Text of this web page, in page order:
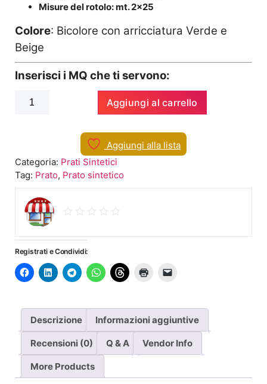
Misure del rotolo: mt. 2×25
Colore: Bicolore con arricciatura Verde e
Beige
Inserisci i MQ che ti servono:
Prato
Sintetico
Aggiungi al carrello
Aggiungi alla lista
Categoria: Prati Sintetici
Tag: Prato, Prato sintetico
Registrati e Condividi:
Descrizione Informazioni aggiuntive
Recensioni (0) Q & A Vendor Info
More Products